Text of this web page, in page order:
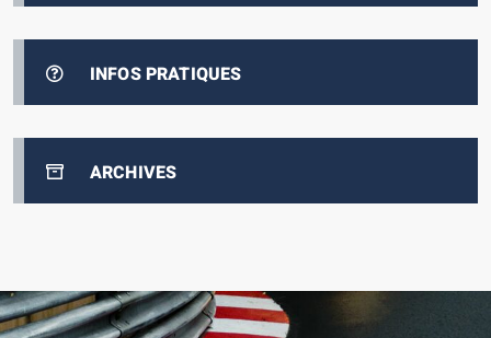
INFOS PRATIQUES
ARCHIVES